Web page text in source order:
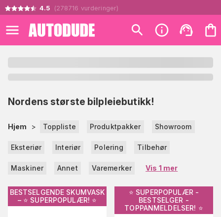
4.5 (278716 vurderinger)
Nordens største bilpleiebutikk!
Hjem > Toppliste Produktpakker Showroom
Eksteriør Interiør Polering Tilbehør
Maskiner Annet Varemerker Vis 1 mer
BESTSELGENDE SKUMVASK
– ⭐️ SUPERPOPULÆR! ⭐️
⭐️ SUPERPOPULÆR -
BESTSELGER -
TOPPANMELDELSER! ⭐️